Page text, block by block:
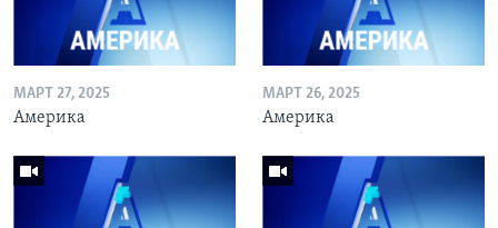
МАРТ 27, 2025
Америка
МАРТ 26, 2025
Америка